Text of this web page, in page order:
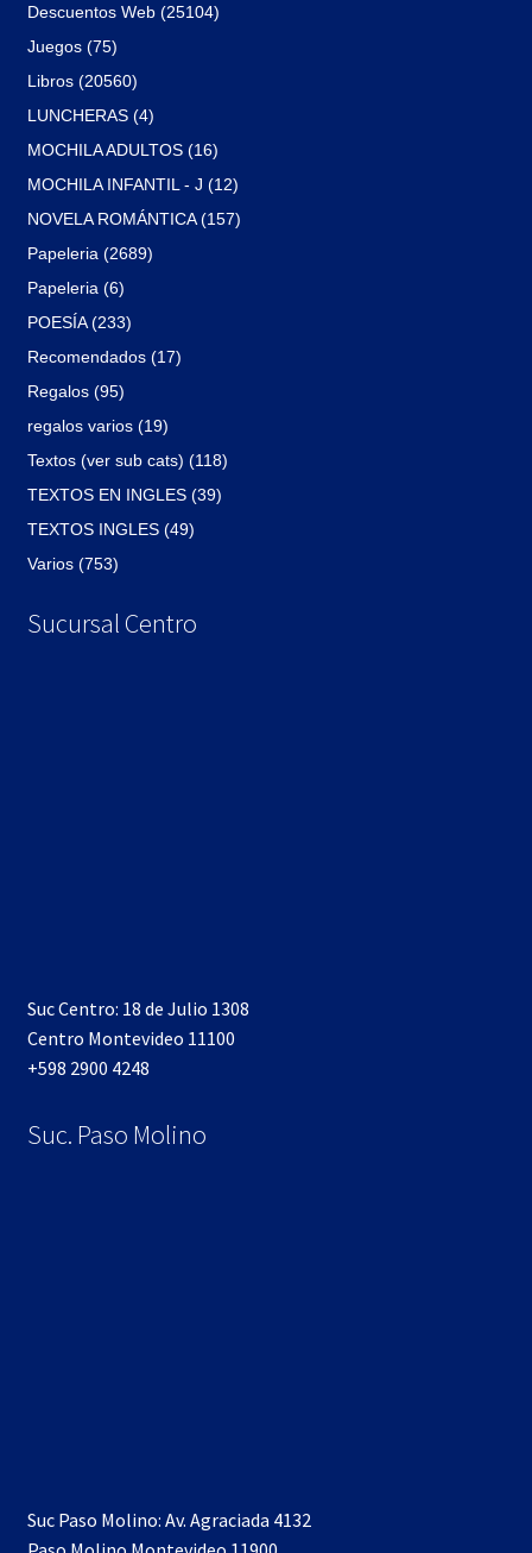
Descuentos Web (25104)
Juegos (75)
Libros (20560)
LUNCHERAS (4)
MOCHILA ADULTOS (16)
MOCHILA INFANTIL - J (12)
NOVELA ROMÁNTICA (157)
Papeleria (2689)
Papeleria (6)
POESÍA (233)
Recomendados (17)
Regalos (95)
regalos varios (19)
Textos (ver sub cats) (118)
TEXTOS EN INGLES (39)
TEXTOS INGLES (49)
Varios (753)
Sucursal Centro
Suc Centro: 18 de Julio 1308
Centro Montevideo 11100
+598 2900 4248
Suc. Paso Molino
Suc Paso Molino: Av. Agraciada 4132